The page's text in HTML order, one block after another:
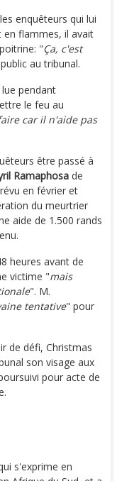
enquêteurs qui lui
flammes, il avait
"Ça, c'est
au tribunal.
pendant
le feu au
car il n'aide pas
être passé à
Ramaphosa de
en février et
du meurtrier
aide de 1.500 rands
heures avant de
victime "mais
". M.
tentative" pour
de défi, Christmas
son visage aux
pour acte de
s'exprime en